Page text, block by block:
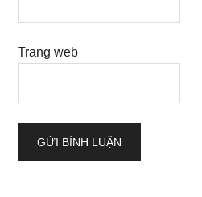
Trang web